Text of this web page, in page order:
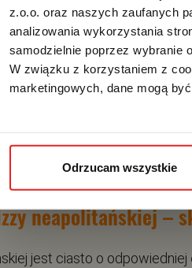
z.o.o. oraz naszych zaufanych
analizowania wykorzystania
samodzielnie poprzez wybranie
W związku z korzystaniem z
marketingowych, dane mogą
Odrzucam wszystkie
neapolitańskiej –
jest ciasto o odpowiedniej